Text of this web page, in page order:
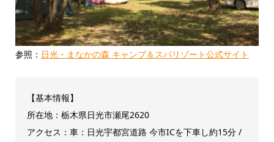
参照： 日光・まなかの森 キャンプ＆スパリゾート公式サイト
【基本情報】
所在地：栃木県日光市瀬尾2620
アクセス：車：日光宇都宮道路 今市ICを下車し約15分 /